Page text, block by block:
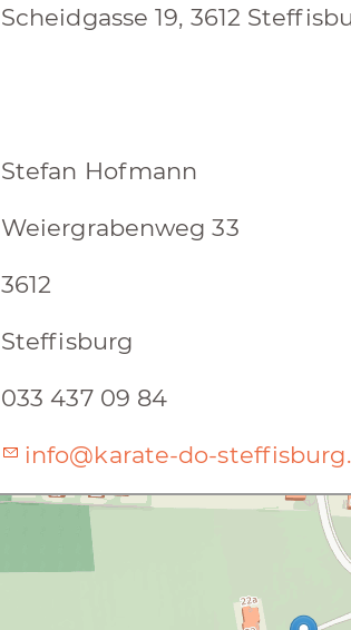
Scheidgasse 19, 3612
Stefan Hofmann
Weiergrabenweg 33
3612
Steffisburg
033 437 09 84
info@karate-do-